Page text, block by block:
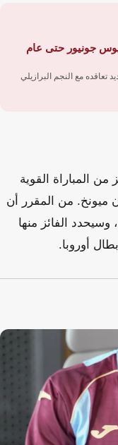
جونيور حتى عام
تعاقده مع النجم البرازيلي
المباراة القوية
ميونخ. من المقرر أن
وسيحدد الفائز منها
أوروبا.